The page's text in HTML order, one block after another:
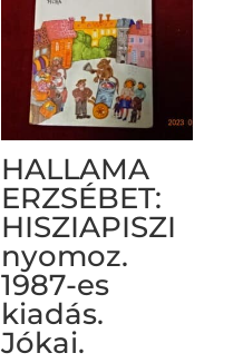
HALLAMA
ERZSÉBET:
HISZIAPISZI
nyomoz.
1987-es
kiadás.
Jókai.